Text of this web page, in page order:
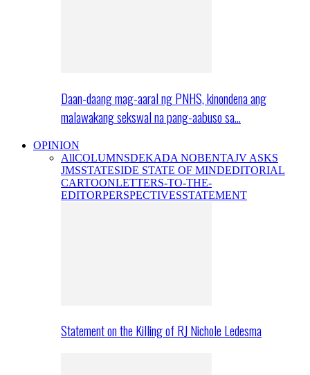
Daan-daang mag-aaral ng PNHS, kinondena ang
malawakang sekswal na pang-aabuso sa…
OPINION
AllCOLUMNSDEKADA NOBENTAJV ASKS
JMSSTATESIDE STATE OF MINDEDITORIAL
CARTOONLETTERS-TO-THE-
EDITORPERSPECTIVESSTATEMENT
Statement on the Killing of RJ Nichole Ledesma